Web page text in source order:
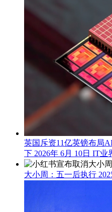
英国斥资11亿英镑布局
下 2026年 6月 10日 IT业
大小周：五一后执行